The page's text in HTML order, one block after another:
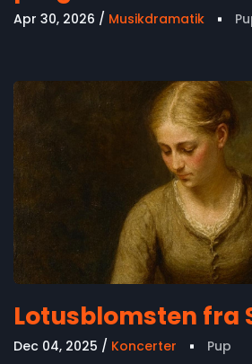
Apr 30, 2026 Musikdramatik
Lotusblomsten fra
Dec 04, 2025 Koncerter Pup